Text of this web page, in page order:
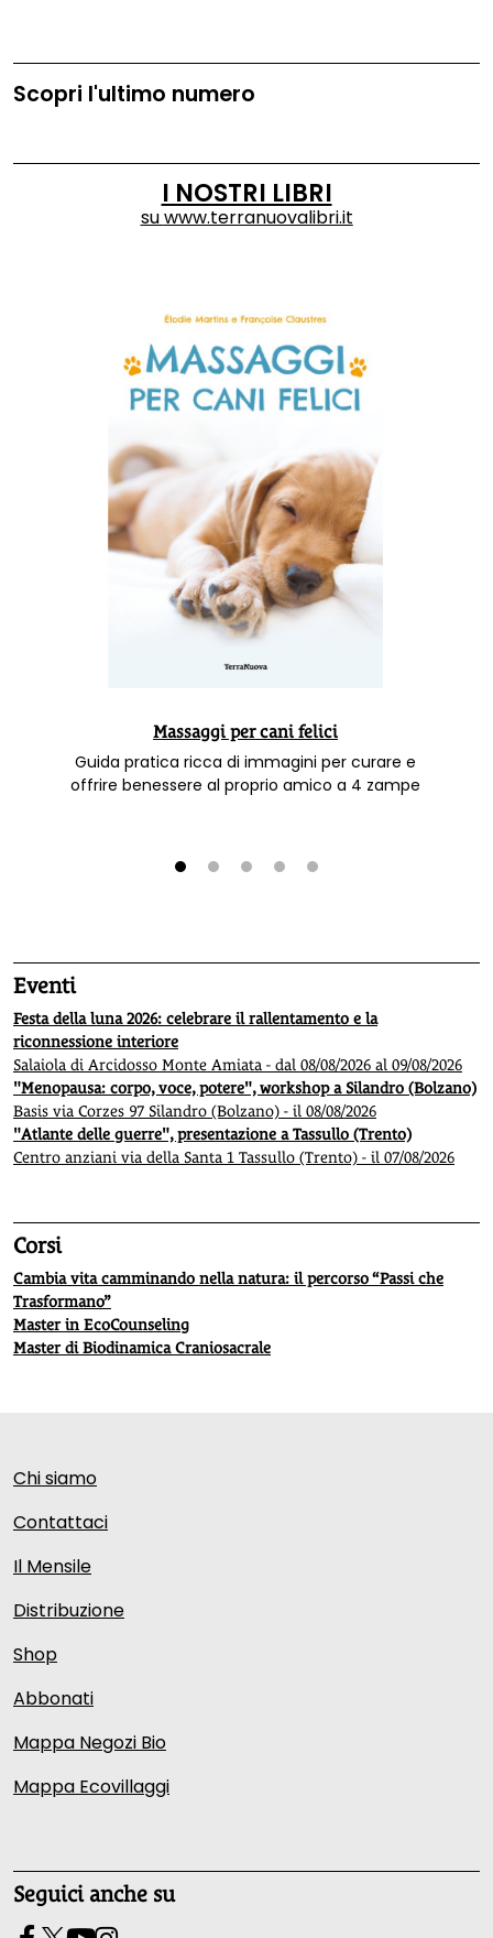
Scopri l'ultimo numero
I NOSTRI LIBRI
suwww.terranuovalibri.it
Massaggi per cani felici
Guida pratica ricca di immagini per curare e
offrire benessere al proprio amico a 4 zampe
Eventi
Festa della luna 2026: celebrare il rallentamento e la
riconnessione interiore
Salaiola di Arcidosso Monte Amiata - dal 08/08/2026 al 09/08/2026
"Menopausa: corpo, voce, potere", workshop a Silandro (Bolzano)
Basis via Corzes 97 Silandro (Bolzano) - il 08/08/2026
"Atlante delle guerre", presentazione a Tassullo (Trento)
Centro anziani via della Santa 1 Tassullo (Trento) - il 07/08/2026
Corsi
Cambia vita camminando nella natura: il percorso “Passi che
Trasformano”
Master in EcoCounseling
Master di Biodinamica Craniosacrale
Chi siamo
Contattaci
Il Mensile
Distribuzione
Shop
Abbonati
Mappa Negozi Bio
Mappa Ecovillaggi
Seguici anche su